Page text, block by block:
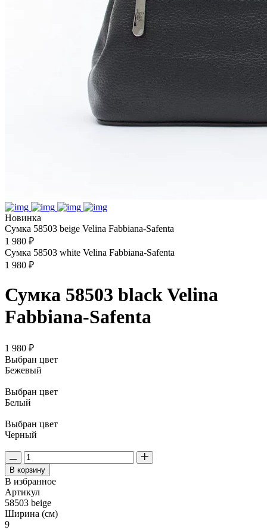
Новинка
Сумка 58503 beige Velina Fabbiana-Safenta
1 980 ₽
Сумка 58503 white Velina Fabbiana-Safenta
1 980 ₽
Сумка 58503 black Velina
Fabbiana-Safenta
1 980 ₽
Выбран цвет
Бежевый
Выбран цвет
Белый
Выбран цвет
Черный
В корзину
В избранное
Артикул
58503 beige
Ширина (см)
9